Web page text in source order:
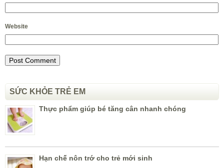
Website
SỨC KHỎE TRẺ EM
Thực phẩm giúp bé tăng cân nhanh chóng
Hạn chế nôn trớ cho trẻ mới sinh